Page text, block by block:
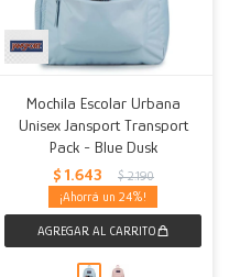
Mochila Escolar Urbana
Unisex Jansport Transport
Pack - Blue Dusk
$ 1.643 $ 2.190
24